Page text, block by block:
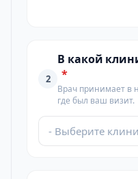
2
В какой
*
Врач принимает в
где был ваш визит.
- Выберите